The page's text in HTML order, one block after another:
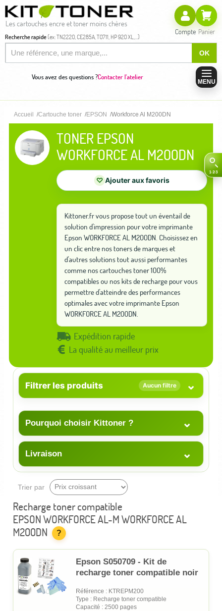
Les cartouches encre et toner moins chères
Recherche rapide(ex: TN2220, CE285A, T0711, HP 920 XL,...)
OK
Compte Panier
Vous avez des questions ?Contacter l'atelier
MENU
Accueil Cartouche toner EPSON Workforce Al M200DN
TONER EPSON
WORKFORCE AL M200DN
♡ Ajouter aux favoris
Kittoner.fr vous propose tout un éventail de
solution d'impression pour votre imprimante
Epson WORKFORCE AL M200DN. Choisissez en
un clic entre nos toners de marques et
d'autres solutions tout aussi performantes
comme nos cartouches toner 100%
compatibles ou nos kits de recharge pour vous
permettre d'atteindre des performances
optimales avec votre imprimante Epson
WORKFORCE AL M200DN.
Expédition rapide
La qualité au meilleur prix
Filtrer les produits Aucun filtre ⌄
Pourquoi choisir Kittoner ? ⌄
Livraison ⌄
Trier par
Recharge toner compatible
EPSON WORKFORCE AL-M WORKFORCE AL
M200DN
?
Epson S050709 - Kit de
recharge toner compatible noir
Référence : KTREPM200
Type : Recharge toner compatible
Capacité : 2500 pages